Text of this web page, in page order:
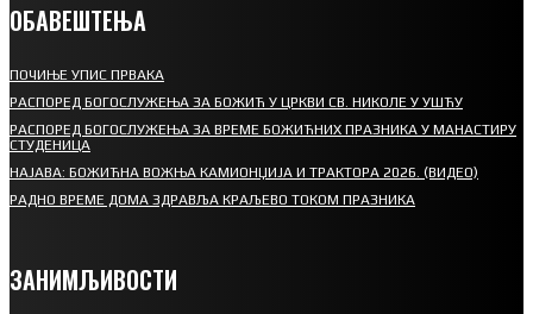
ОБАВЕШТЕЊА
ПОЧИЊЕ УПИС ПРВАКА
РАСПОРЕД БОГОСЛУЖЕЊА ЗА БОЖИЋ У ЦРКВИ СВ. НИКОЛЕ У УШЋУ
РАСПОРЕД БОГОСЛУЖЕЊА ЗА ВРЕМЕ БОЖИЋНИХ ПРАЗНИКА У МАНАСТИРУ
СТУДЕНИЦА
НАЈАВА: БОЖИЋНА ВОЖЊА КАМИОНЏИЈА И ТРАКТОРА 2026. (ВИДЕО)
РАДНО ВРЕМЕ ДОМА ЗДРАВЉА КРАЉЕВО ТОКОМ ПРАЗНИКА
ЗАНИМЉИВОСТИ